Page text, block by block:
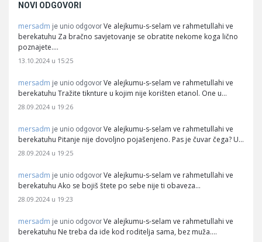
NOVI ODGOVORI
mersadm je unio odgovor Ve alejkumu-s-selam ve rahmetullahi ve
berekatuhu Za bračno savjetovanje se obratite nekome koga lično
poznajete.…
13.10.2024 u 15:25
mersadm je unio odgovor Ve alejkumu-s-selam ve rahmetullahi ve
berekatuhu Tražite tiknture u kojim nije korišten etanol. One u…
28.09.2024 u 19:26
mersadm je unio odgovor Ve alejkumu-s-selam ve rahmetullahi ve
berekatuhu Pitanje nije dovoljno pojašenjeno. Pas je čuvar čega? U…
28.09.2024 u 19:25
mersadm je unio odgovor Ve alejkumu-s-selam ve rahmetullahi ve
berekatuhu Ako se bojiš štete po sebe nije ti obaveza…
28.09.2024 u 19:23
mersadm je unio odgovor Ve alejkumu-s-selam ve rahmetullahi ve
berekatuhu Ne treba da ide kod roditelja sama, bez muža.…